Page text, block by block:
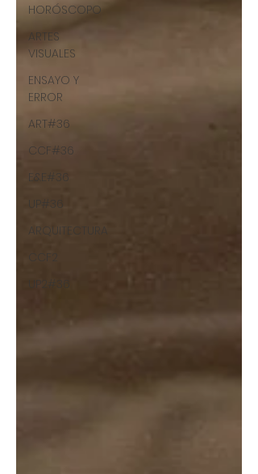
HORÓSCOPO
ARTES
VISUALES
ENSAYO Y
ERROR
ART#36
CCF#36
E&E#36
UP#36
ARQUITECTURA
CCF2